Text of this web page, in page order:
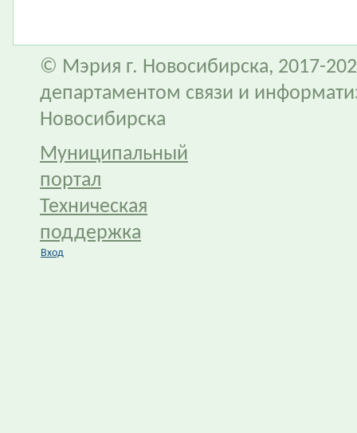
© Мэрия г. Новосибирска, 2017-
департаментом связи и
Новосибирска
Муниципальный
портал
Техническая
поддержка
Вход